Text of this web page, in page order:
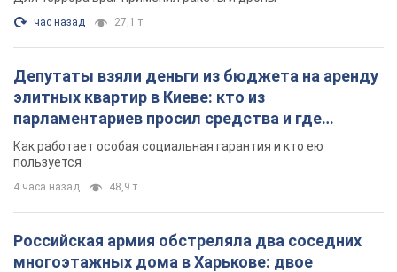
час назад 27,1 т.
Депутаты взяли деньги из бюджета на аренду
элитных квартир в Киеве: кто из
парламентариев просил средства и где
поселился
Как работает особая социальная гарантия и кто ею
пользуется
4 часа назад 48,9 т.
Российская армия обстреляла два соседних
многоэтажных дома в Харькове: двое